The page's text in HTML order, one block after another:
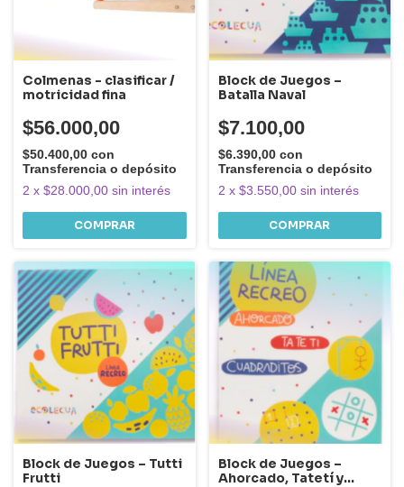
Colmenas - clasificar /
motricidad fina
$56.000,00
$50.400,00 con
Transferencia o depósito
2 x $28.000,00 sin interés
Block de Juegos –
Batalla Naval
$7.100,00
$6.390,00 con
Transferencia o depósito
2 x $3.550,00 sin interés
Block de Juegos – Tutti
Frutti
Block de Juegos –
Ahorcado, Tatetí y